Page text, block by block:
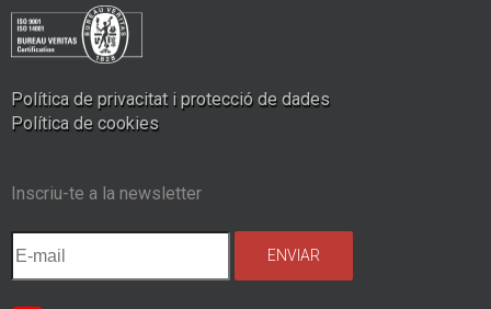
Política de privacitat i protecció de dades
Política de cookies
Inscriu-te a la newsletter